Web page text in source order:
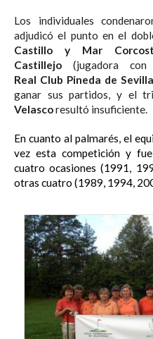
Los individuales
adjudicó el punto en el
Castillo y Mar
Castillejo (jugadora
Real Club Pineda de Sevilla
ganar sus partidos, y el
Velascoresultó insuficiente.
En cuanto al palmarés, el
vez esta competición y
cuatro ocasiones (1991,
otras cuatro (1989, 1994,